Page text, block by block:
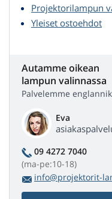
Projektorilampun
Yleiset ostoehdot
Autamme oikean
lampun valinnassa
Palvelemme
Eva
09 4272 7040
(ma-pe:10-18)
info@projektorit-